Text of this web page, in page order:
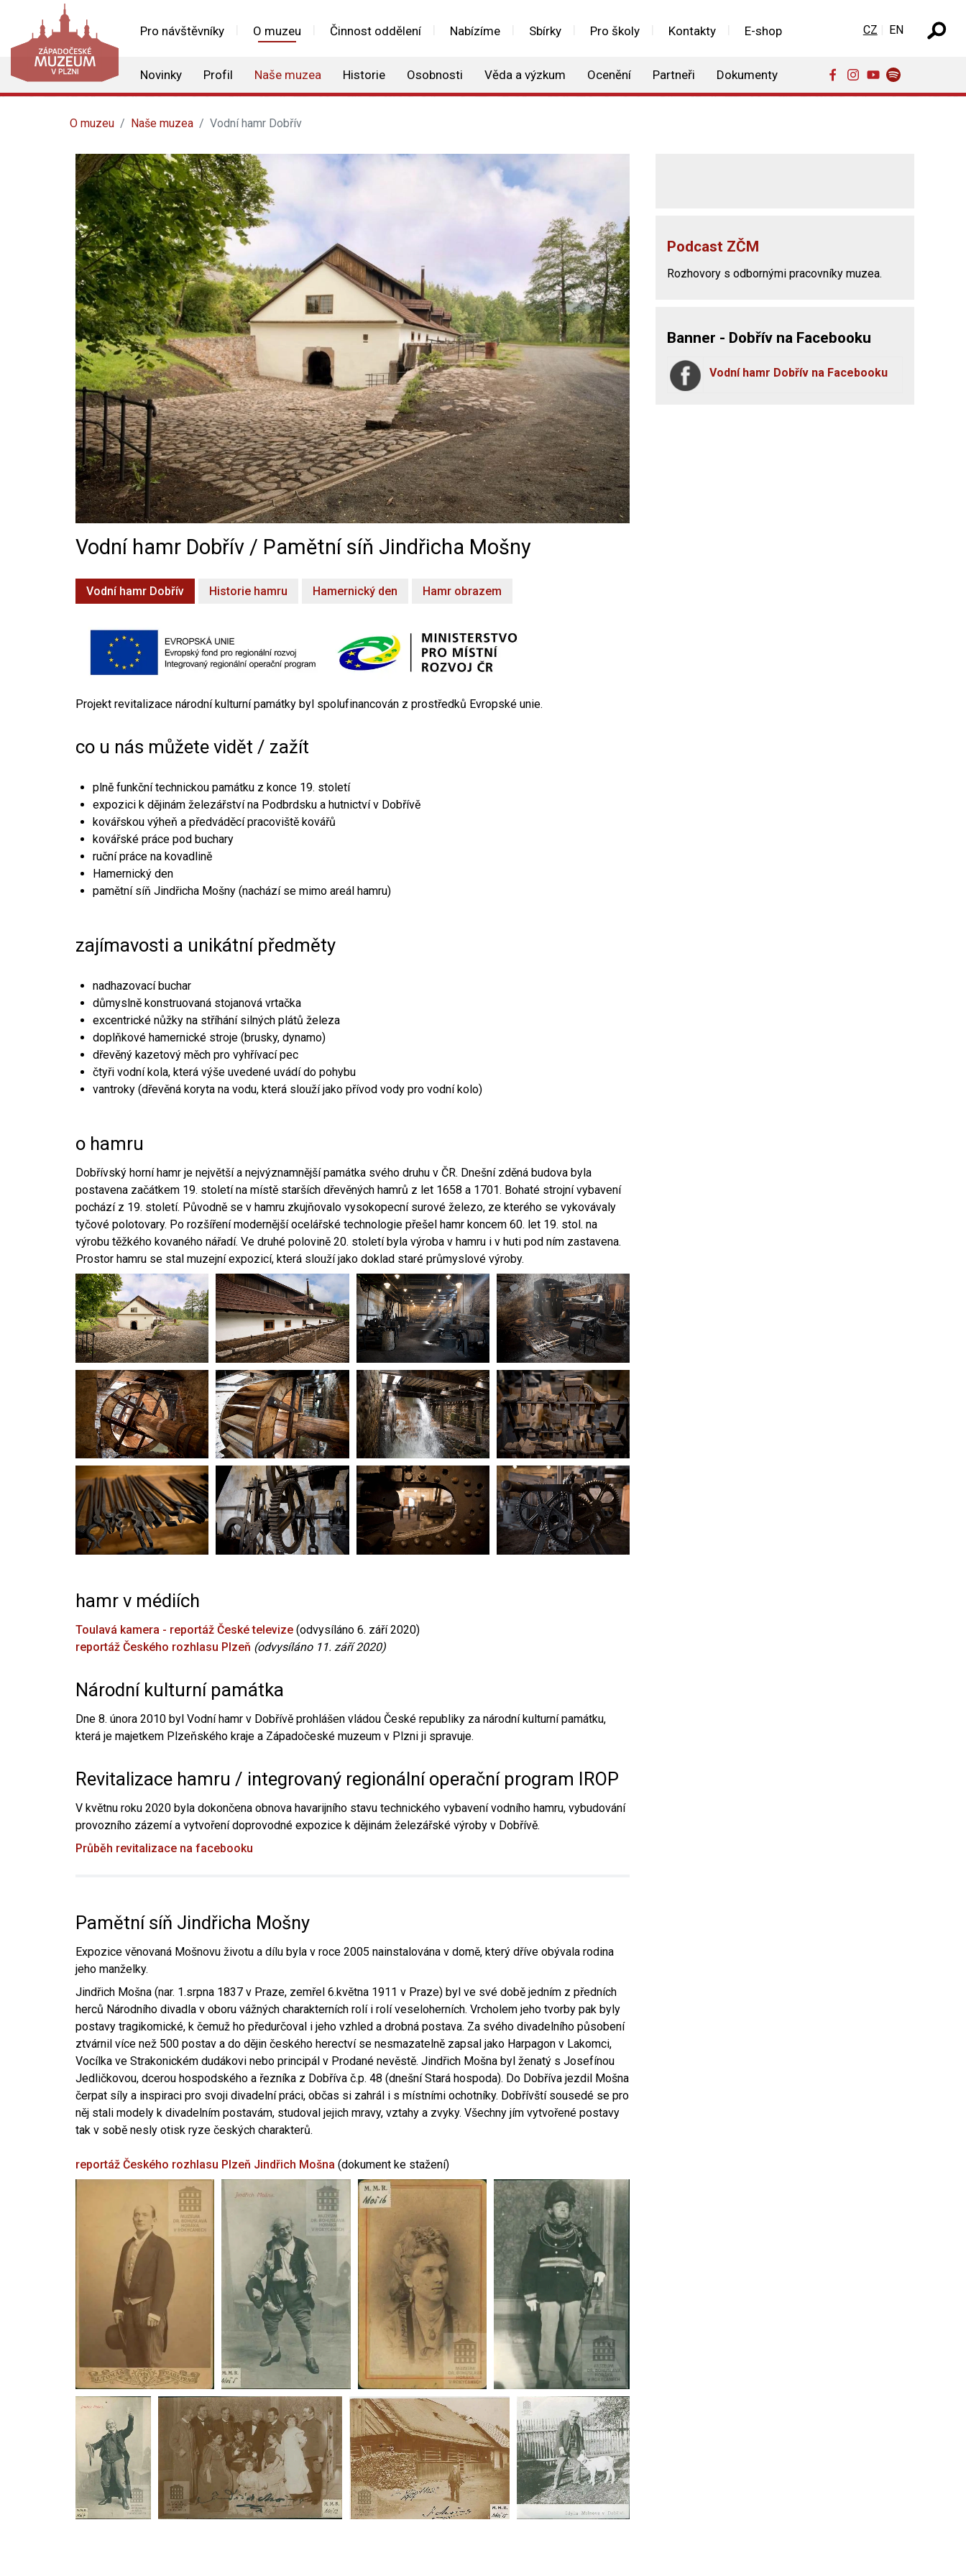
Pro návštěvníky O muzeu Činnost oddělení Nabízíme Sbírky Pro školy Kontakty E-shop
Novinky Profil Naše muzea Historie Osobnosti Věda a výzkum Ocenění Partneři Dokumenty
Zvolte jazyk
CZ EN
O muzeu Naše muzea Vodní hamr Dobřív
Vodní hamr Dobřív / Pamětní síň Jindřicha Mošny
Vodní hamr Dobřív Historie hamru Hamernický den Hamr obrazem
Projekt revitalizace národní kulturní památky byl spolufinancován z prostředků Evropské unie.
co u nás můžete vidět / zažít
plně funkční technickou památku z konce 19. století
expozici k dějinám železářství na Podbrdsku a hutnictví v Dobřívě
kovářskou výheň a předváděcí pracoviště kovářů
kovářské práce pod buchary
ruční práce na kovadlině
Hamernický den
pamětní síň Jindřicha Mošny (nachází se mimo areál hamru)
zajímavosti a unikátní předměty
nadhazovací buchar
důmyslně konstruovaná stojanová vrtačka
excentrické nůžky na stříhání silných plátů železa
doplňkové hamernické stroje (brusky, dynamo)
dřevěný kazetový měch pro vyhřívací pec
čtyři vodní kola, která výše uvedené uvádí do pohybu
vantroky (dřevěná koryta na vodu, která slouží jako přívod vody pro vodní kolo)
o hamru
Dobřívský horní hamr je největší a nejvýznamnější památka svého druhu v ČR. Dnešní zděná budova byla
postavena začátkem 19. století na místě starších dřevěných hamrů z let 1658 a 1701. Bohaté strojní vybavení
pochází z 19. století. Původně se v hamru zkujňovalo vysokopecní surové železo, ze kterého se vykovávaly
tyčové polotovary. Po rozšíření modernější ocelářské technologie přešel hamr koncem 60. let 19. stol. na
výrobu těžkého kovaného nářadí. Ve druhé polovině 20. století byla výroba v hamru i v huti pod ním zastavena.
Prostor hamru se stal muzejní expozicí, která slouží jako doklad staré průmyslové výroby.
hamr v médiích
Toulavá kamera - reportáž České televize (odvysíláno 6. září 2020)
reportáž Českého rozhlasu Plzeň (odvysíláno 11. září 2020)
Národní kulturní památka
Dne 8. února 2010 byl Vodní hamr v Dobřívě prohlášen vládou České republiky za národní kulturní památku,
která je majetkem Plzeňského kraje a Západočeské muzeum v Plzni ji spravuje.
Revitalizace hamru / integrovaný regionální operační program IROP
V květnu roku 2020 byla dokončena obnova havarijního stavu technického vybavení vodního hamru, vybudování
provozního zázemí a vytvoření doprovodné expozice k dějinám železářské výroby v Dobřívě.
Průběh revitalizace na facebooku
Pamětní síň Jindřicha Mošny
Expozice věnovaná Mošnovu životu a dílu byla v roce 2005 nainstalována v domě, který dříve obývala rodina
jeho manželky.
Jindřich Mošna (nar. 1.srpna 1837 v Praze, zemřel 6.května 1911 v Praze) byl ve své době jedním z předních
herců Národního divadla v oboru vážných charakterních rolí i rolí veseloherních. Vrcholem jeho tvorby pak byly
postavy tragikomické, k čemuž ho předurčoval i jeho vzhled a drobná postava. Za svého divadelního působení
ztvárnil více než 500 postav a do dějin českého herectví se nesmazatelně zapsal jako Harpagon v Lakomci,
Vocílka ve Strakonickém dudákovi nebo principál v Prodané nevěstě. Jindřich Mošna byl ženatý s Josefínou
Jedličkovou, dcerou hospodského a řezníka z Dobříva č.p. 48 (dnešní Stará hospoda). Do Dobříva jezdil Mošna
čerpat síly a inspiraci pro svoji divadelní práci, občas si zahrál i s místními ochotníky. Dobřívští sousedé se pro
něj stali modely k divadelním postavám, studoval jejich mravy, vztahy a zvyky. Všechny jím vytvořené postavy
tak v sobě nesly otisk ryze českých charakterů.
reportáž Českého rozhlasu Plzeň Jindřich Mošna (dokument ke stažení)
Podcast ZČM
Rozhovory s odbornými pracovníky muzea.
Banner - Dobřív na Facebooku
Vodní hamr Dobřív na Facebooku